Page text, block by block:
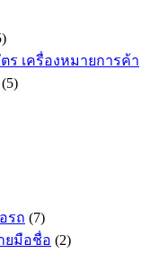
เครื่องหมายการค้า
(5)
รถ (7)
ยมือชื่อ (2)